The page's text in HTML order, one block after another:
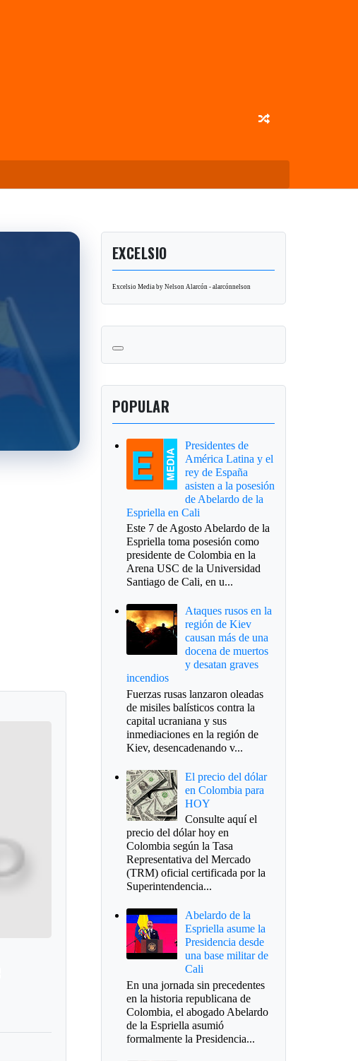
EXCELSIO
Excelsio Media by Nelson Alarcón - alarcónnelson
POPULAR
Presidentes de
América Latina y el
rey de España
asisten a la posesión
de Abelardo de la
Espriella en Cali
Este 7 de Agosto Abelardo de la
Espriella toma posesión como
presidente de Colombia en la
Arena USC de la Universidad
Santiago de Cali, en u...
Ataques rusos en la
región de Kiev
causan más de una
docena de muertos
y desatan graves
incendios
Fuerzas rusas lanzaron oleadas
de misiles balísticos contra la
capital ucraniana y sus
inmediaciones en la región de
Kiev, desencadenando v...
El precio del dólar
en Colombia para
HOY
Consulte aquí el
precio del dólar hoy en
Colombia según la Tasa
Representativa del Mercado
(TRM) oficial certificada por la
Superintendencia...
Abelardo de la
Espriella asume la
Presidencia desde
una base militar de
Cali
En una jornada sin precedentes
en la historia republicana de
Colombia, el abogado Abelardo
de la Espriella asumió
formalmente la Presidencia...